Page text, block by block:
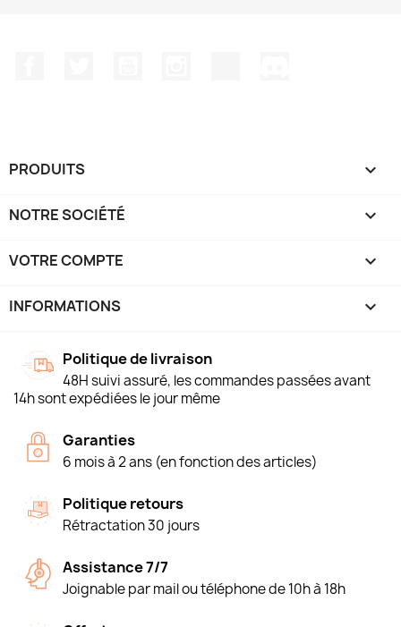
PRODUITS 
NOTRE SOCIÉTÉ 
VOTRE COMPTE 
INFORMATIONS keyboard_arrow_down
Politique de livraison
48H suivi assuré, les commandes passées avant
14h sont expédiées le jour même
Garanties
6 mois à 2 ans (en fonction des articles)
Politique retours
Rétractation 30 jours
Assistance 7/7
Joignable par mail ou téléphone de 10h à 18h